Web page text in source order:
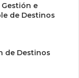
e
de Destinos
de Destinos